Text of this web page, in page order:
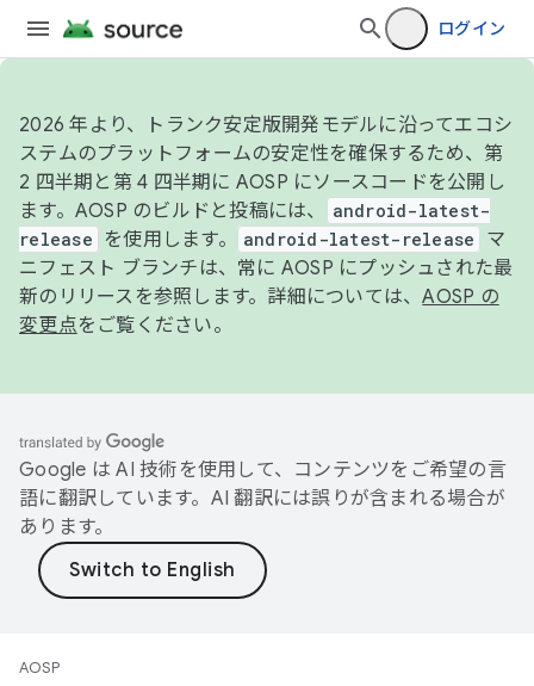
ログイン
2026 年より、トランク安定版開発モデルに沿ってエコシ
ステムのプラットフォームの安定性を確保するため、第
2 四半期と第 4 四半期に AOSP にソースコードを公開し
ます。AOSP のビルドと投稿には、
android-latest-
release
を使用します。 android-latest-release
マ
ニフェスト ブランチは、常に AOSP にプッシュされた最
新のリリースを参照します。詳細については、AOSP の
変更点をご覧ください。
Google は AI 技術を使用して、コンテンツをご希望の言
語に翻訳しています。AI 翻訳には誤りが含まれる場合が
あります。
AOSP